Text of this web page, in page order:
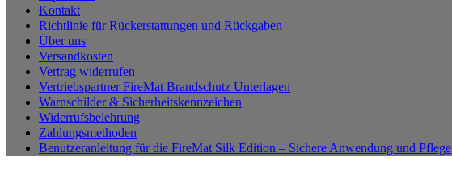
Kontakt
Richtlinie für Rückerstattungen und Rückgaben
Über uns
Versandkosten
Vertrag widerrufen
Vertriebspartner FireMat Brandschutz Unterlagen
Warnschilder & Sicherheitskennzeichen
Widerrufsbelehrung
Zahlungsmethoden
Benutzeranleitung für die FireMat Silk Edition – Sichere Anwendung und Pflege